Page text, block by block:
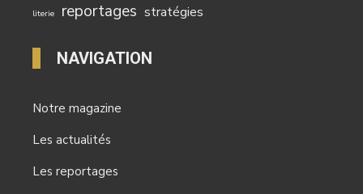
literie reportages stratégies
NAVIGATION
Notre magazine
Les actualités
Les reportages